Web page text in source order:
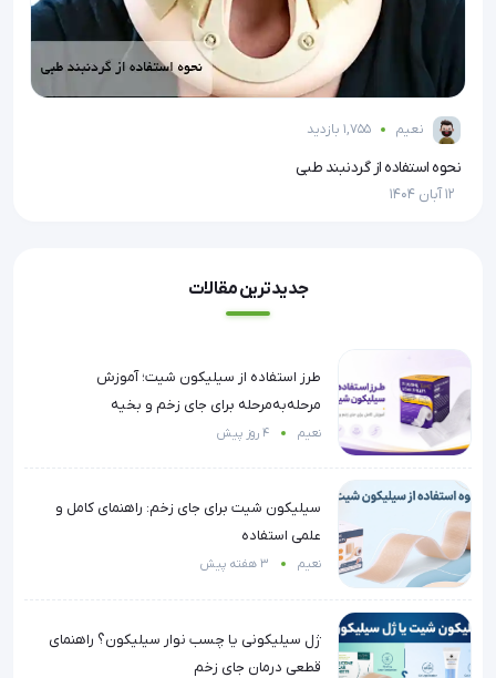
نعیم 1,755 بازدید
نحوه استفاده از گردنبند طبی
12 آبان 1404
جدیدترین مقالات
طرز استفاده از سیلیکون شیت؛ آموزش
مرحله‌به‌مرحله برای جای زخم و بخیه
نعیم 4 روز پیش
سیلیکون شیت برای جای زخم: راهنمای کامل و
علمی استفاده
نعیم 3 هفته پیش
ژل سیلیکونی یا چسب نوار سیلیکون؟ راهنمای
قطعی درمان جای زخم